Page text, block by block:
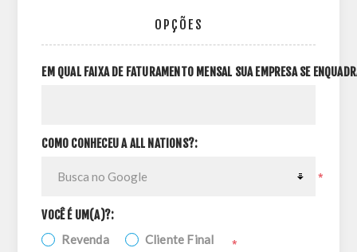
OPÇÕES
EM QUAL FAIXA DE FATURAMENTO MENSAL SUA EMPRESA SE
COMO CONHECEU A ALL NATIONS?:
*
VOCÊ É UM(A)?:
Revenda Cliente Final *